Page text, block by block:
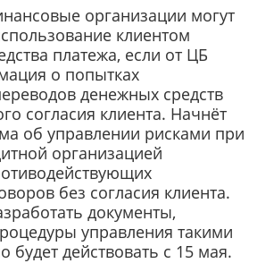
организации могут
клиентом
платежа, если от ЦБ
о попытках
денежных средств
согласия клиента. Начнёт
об управлении рисками при
организацией
без согласия клиента.
документы,
управления такими
будет действовать с 15 мая.